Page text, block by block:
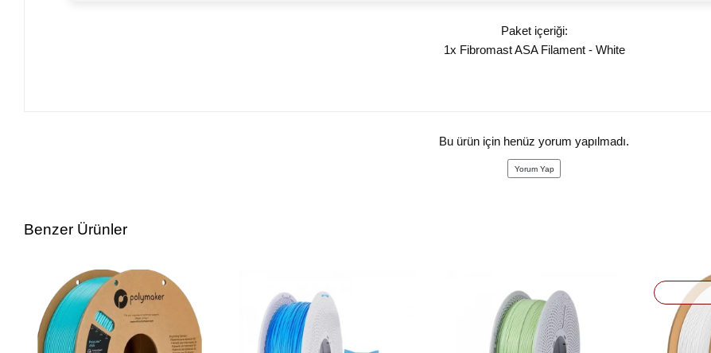
Paket içeriği:
1x Fibromast ASA Filament - White
Bu ürün için henüz yorum yapılmadı.
Yorum Yap
Benzer Ürünler